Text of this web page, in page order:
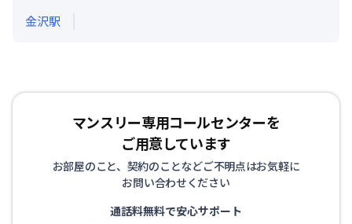
金沢駅
マンスリー専用コールセンターを
ご用意しています
お部屋のこと、契約のことなどご不明点はお気軽に
お問い合わせください
通話料無料で安心サポート